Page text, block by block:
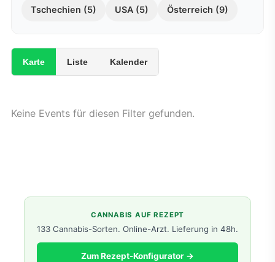
Tschechien (5) USA (5) Österreich (9)
Karte Liste Kalender
Keine Events für diesen Filter gefunden.
CANNABIS AUF REZEPT
133 Cannabis-Sorten. Online-Arzt. Lieferung in 48h.
Zum Rezept-Konfigurator →